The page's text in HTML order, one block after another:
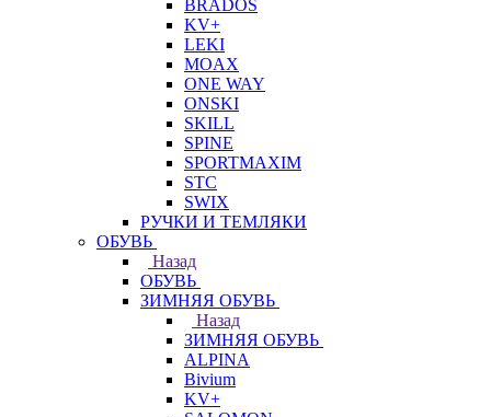
BRADOS
KV+
LEKI
MOAX
ONE WAY
ONSKI
SKILL
SPINE
SPORTMAXIM
STC
SWIX
РУЧКИ И ТЕМЛЯКИ
ОБУВЬ
Назад
ОБУВЬ
ЗИМНЯЯ ОБУВЬ
Назад
ЗИМНЯЯ ОБУВЬ
ALPINA
Bivium
KV+